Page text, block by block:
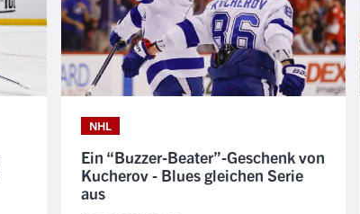
NHL
Ein “Buzzer-Beater”-Geschenk von
Kucherov - Blues gleichen Serie
aus